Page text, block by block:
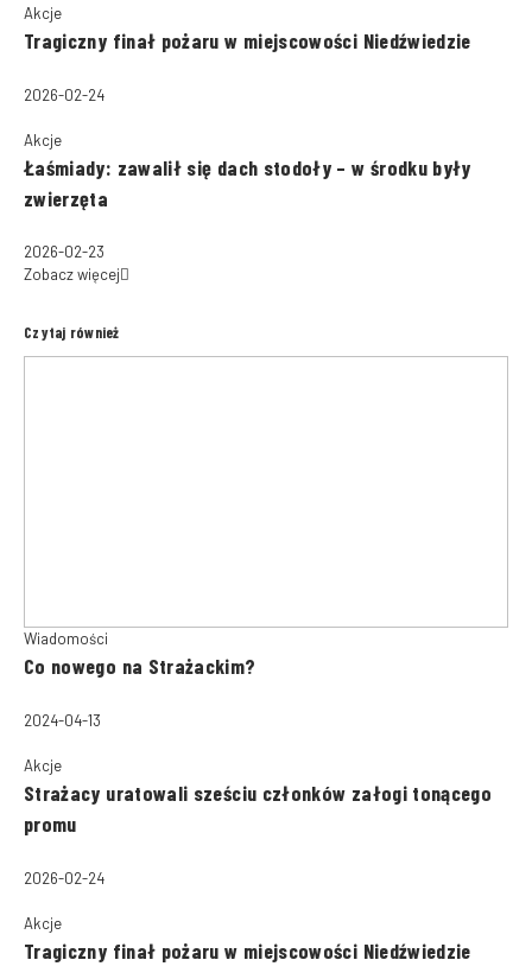
Akcje
Tragiczny finał pożaru w miejscowości Niedźwiedzie
2026-02-24
Akcje
Łaśmiady: zawalił się dach stodoły – w środku były
zwierzęta
2026-02-23
Zobacz więcej
Czytaj również
Wiadomości
Co nowego na Strażackim?
2024-04-13
Akcje
Strażacy uratowali sześciu członków załogi tonącego
promu
2026-02-24
Akcje
Tragiczny finał pożaru w miejscowości Niedźwiedzie